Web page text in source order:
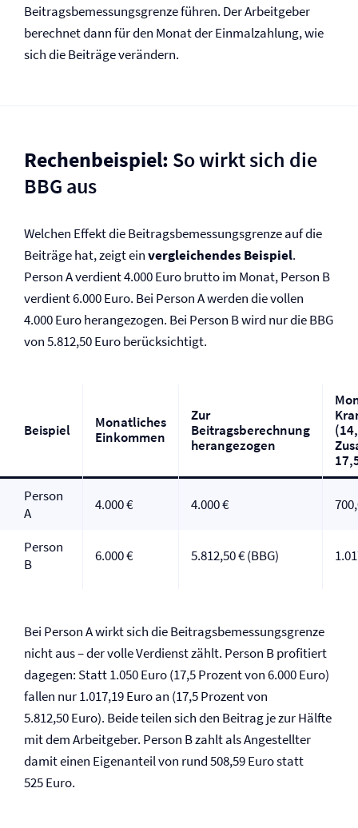
Beitragsbemessungsgrenze führen. Der Arbeitgeber
berechnet dann für den Monat der Einmalzahlung, wie
sich die Beiträge verändern.
Rechenbeispiel: So wirkt sich die
BBG aus
Welchen Effekt die Beitragsbemessungsgrenze auf die
Beiträge hat, zeigt einvergleichendes Beispiel.
Person A verdient 4.000 Euro brutto im Monat, Person B
verdient 6.000 Euro. Bei Person A werden die vollen
4.000 Euro herangezogen. Bei Person B wird nur die BBG
von 5.812,50 Euro berücksichtigt.
Beispiel
Monatliches
Einkommen
Zur
Beitragsberechnung
herangezogen
Person
A
4.000 € 4.000 €
Person
B
6.000 € 5.812,50 € (BBG)
Bei Person A wirkt sich die Beitragsbemessungsgrenze
nicht aus – der volle Verdienst zählt. Person B profitiert
dagegen: Statt 1.050 Euro (17,5 Prozent von 6.000 Euro)
fallen nur 1.017,19 Euro an (17,5 Prozent von
5.812,50 Euro). Beide teilen sich den Beitrag je zur Hälfte
mit dem Arbeitgeber. Person B zahlt als Angestellter
damit einen Eigenanteil von rund 508,59 Euro statt
525 Euro.